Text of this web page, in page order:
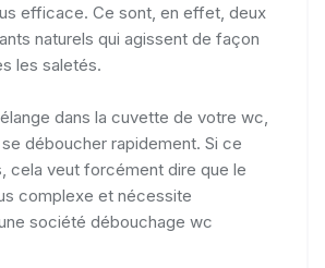
efficace. Ce sont, en effet, deux
naturels qui agissent de façon
les saletés.
dans la cuvette de votre wc,
déboucher rapidement. Si ce
cela veut forcément dire que le
complexe et nécessite
société débouchage wc